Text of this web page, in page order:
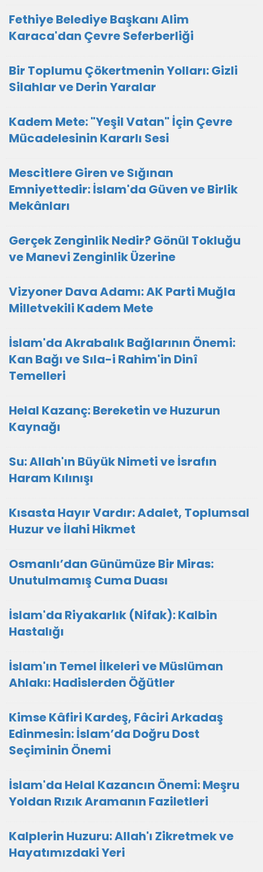
Fethiye Belediye Başkanı Alim
Karaca'dan Çevre Seferberliği
Bir Toplumu Çökertmenin Yolları: Gizli
Silahlar ve Derin Yaralar
Kadem Mete: "Yeşil Vatan" İçin Çevre
Mücadelesinin Kararlı Sesi
Mescitlere Giren ve Sığınan
Emniyettedir: İslam'da Güven ve Birlik
Mekânları
Gerçek Zenginlik Nedir? Gönül Tokluğu
ve Manevi Zenginlik Üzerine
Vizyoner Dava Adamı: AK Parti Muğla
Milletvekili Kadem Mete
İslam'da Akrabalık Bağlarının Önemi:
Kan Bağı ve Sıla-i Rahim'in Dinî
Temelleri
Helal Kazanç: Bereketin ve Huzurun
Kaynağı
Su: Allah'ın Büyük Nimeti ve İsrafın
Haram Kılınışı
Kısasta Hayır Vardır: Adalet, Toplumsal
Huzur ve İlahi Hikmet
Osmanlı’dan Günümüze Bir Miras:
Unutulmamış Cuma Duası
İslam'da Riyakarlık (Nifak): Kalbin
Hastalığı
İslam'ın Temel İlkeleri ve Müslüman
Ahlakı: Hadislerden Öğütler
Kimse Kâfiri Kardeş, Fâciri Arkadaş
Edinmesin: İslam’da Doğru Dost
Seçiminin Önemi
İslam'da Helal Kazancın Önemi: Meşru
Yoldan Rızık Aramanın Faziletleri
Kalplerin Huzuru: Allah'ı Zikretmek ve
Hayatımızdaki Yeri